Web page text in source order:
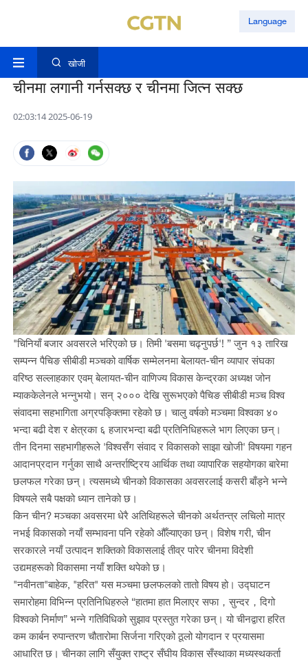
Language
खोजी
चीनमा लगानी गर्नसक्छ र चीनमा जित्न सक्छ
02:03:14 2025-06-19
"चिनियाँ बजार अवसरले भरिएको छ। तिमी 'बसमा चढ्नुपर्छ'! ” जुन १३ तारिख
सम्पन्न पैचिङ सीबीडी मञ्चको वार्षिक सम्मेलनमा बेलायत-चीन व्यापार संघका
वरिष्ठ सल्लाहकार एवम् बेलायत-चीन वाणिज्य विकास केन्द्रका अध्यक्ष जोन
म्याककेलेनले भन्नुभयो। सन् २००० देखि सुरूभएको पैचिङ सीबीडी मञ्च विश्व
संवादमा सहभागिता अग्रपङ्क्तिमा रहेको छ। चालु वर्षको मञ्चमा विश्वका ४०
भन्दा बढी देश र क्षेत्रका ६ हजारभन्दा बढी प्रतिनिधिहरूले भाग लिएका छन्।
तीन दिनमा सहभागीहरूले 'विश्वसँग संवाद र विकासको साझा खोजी' विषयमा गहन
आदानप्रदान गर्नुका साथै अन्तर्राष्ट्रिय आर्थिक तथा व्यापारिक सहयोगका बारेमा
छलफल गरेका छन्। त्यसमध्ये चीनको विकासका अवसरलाई कसरी बाँड्ने भन्ने
विषयले सबै पक्षको ध्यान तानेको छ।
किन चीन? मञ्चका अवसरमा धेरै अतिथिहरूले चीनको अर्थतन्त्र लचिलो मात्र
नभई विकासको नयाँ सम्भावना पनि रहेको औँल्याएका छन्। विशेष गरी, चीन
सरकारले नयाँ उत्पादन शक्तिको विकासलाई तीव्र पारेर चीनमा विदेशी
उद्यमहरूको विकासमा नयाँ शक्ति थपेको छ।
"नवीनता"बाहेक, "हरित" यस मञ्चमा छलफलको तातो विषय हो। उद्घाटन
समारोहमा विभिन्न प्रतिनिधिहरुले “हातमा हात मिलाएर सफा，सुन्दर，दिगो
विश्वको निर्माण” भन्ने गतिविधिको सुझाव प्रस्तुत गरेका छन्। यो चीनद्वारा हरित
कम कार्बन रुपान्तरण चौतारोमा सिर्जना गरिएको ठूलो योगदान र प्रयासमा
आधारित छ। चीनका लागि सँयुक्त राष्ट्र सँघीय विकास सँस्थाका मध्यस्थकर्ता